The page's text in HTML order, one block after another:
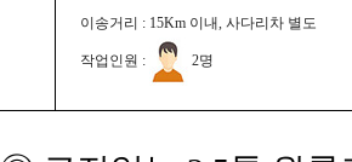
이송거리 : 15Km 이내, 사다리차 별도
작업인원 : 2명